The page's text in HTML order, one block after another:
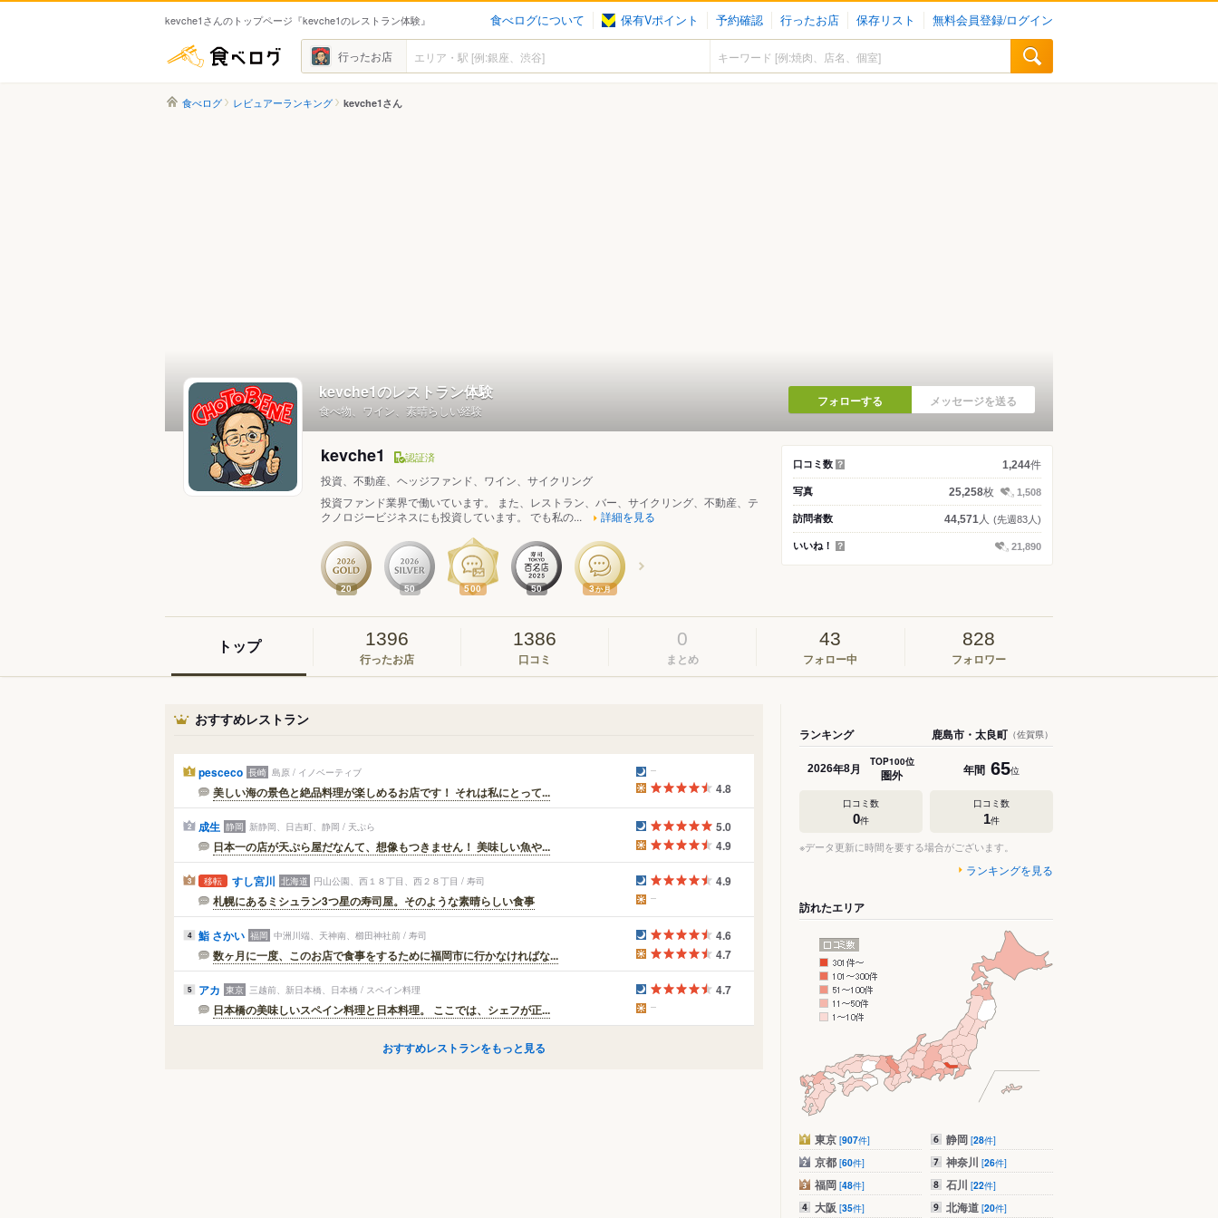
kevche1さんのトップページ『kevche1のレストラン体験』 食べログについて 保有Vポイント 予約確認 行ったお店 保存リスト 無料会員登録/ログイン
食べログ 行ったお店
食べログ レビュアーランキング kevche1さん
kevche1のレストラン体験
食べ物、ワイン、素晴らしい経験
フォローする メッセージを送る
kevche1 認証済
投資、不動産、ヘッジファンド、ワイン、サイクリング
投資ファンド業界で働いています。 また、レストラン、バー、サイクリング、不動産、テ
クノロジービジネスにも投資しています。 でも私の...
詳細を見る
20 50 500 50 3か月
口コミ数 ？ 1,244件
写真 25,258枚 1,508
訪問者数 44,571 人 (先週83人)
いいね！ ？ 21,890
トップ 1396
行ったお店
1386
口コミ
0
まとめ
43
フォロー中
828
フォロワー
おすすめレストラン
1 pesceco 長崎 島原 / イノベーティブ
美しい海の景色と絶品料理が楽しめるお店です！ それは私にとって... 4.8
2 成生 静岡 新静岡、日吉町、静岡 / 天ぷら
日本一の店が天ぷら屋だなんて、想像もつきません！ 美味しい魚や...
5.0
4.9
3 移転 すし宮川 北海道 円山公園、西１８丁目、西２８丁目 / 寿司
札幌にあるミシュラン3つ星の寿司屋。そのような素晴らしい食事
4.9
4 鮨 さかい 福岡 中洲川端、天神南、櫛田神社前 / 寿司
数ヶ月に一度、このお店で食事をするために福岡市に行かなければな...
4.6
4.7
5 アカ 東京 三越前、新日本橋、日本橋 / スペイン料理
日本橋の美味しいスペイン料理と日本料理。 ここでは、シェフが正...
4.7
おすすめレストランをもっと見る
ランキング 鹿島市・太良町 （佐賀県）
2026年8月 TOP100位
圏外
口コミ数
0件
年間 65位
口コミ数
1件
※データ更新に時間を要する場合がございます。
ランキングを見る
訪れたエリア
東京 [907件]
京都 [60件]
福岡 [48件]
大阪 [35件]
静岡 [28件]
神奈川 [26件]
石川 [22件]
北海道 [20件]